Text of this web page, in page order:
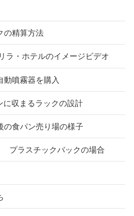
の精算方法
ラ・ホテルのイメージビデオ
動噴霧器を購入
に収まるラックの設計
の食パン売り場の様子
ラスチックバックの場合